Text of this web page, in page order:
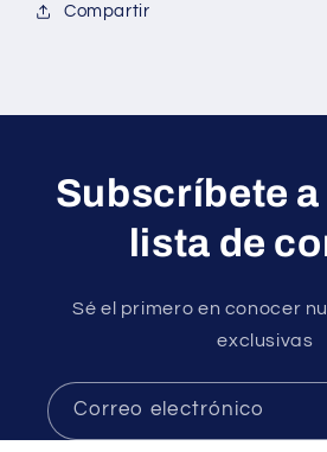
Compartir
Subscríbete
lista de
Sé el primero en conocer
exclusivas
Correo electrónico